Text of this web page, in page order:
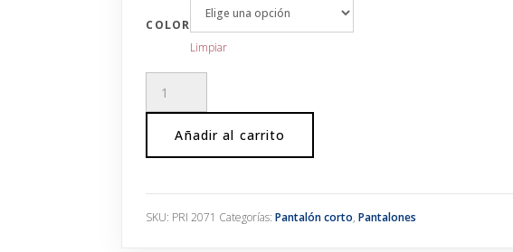
COLOR
Limpiar
cantidad
Añadir al carrito
SKU: PRI 2071 Categorías:Pantalón corto,Pantalones